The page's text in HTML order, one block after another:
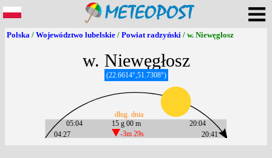
Polska / Województwo lubelskie / Powiat radzyński / w. Niewęgłosz
w. Niewęgłosz
(22.6614°,51.7308°)
04:27
05:04
15 g 00 m
-3m 29s
dług. dnia
20:41
20:04